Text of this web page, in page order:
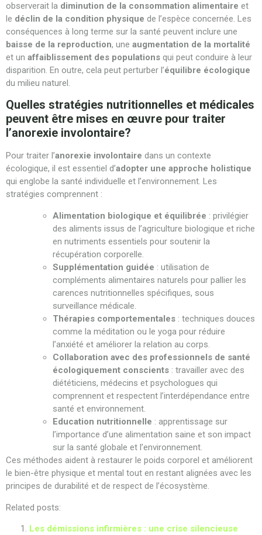
observerait la diminution de la consommation alimentaire et
le déclin de la condition physique de l’espèce concernée. Les
conséquences à long terme sur la santé peuvent inclure une
baisse de la reproduction, une augmentation de la mortalité
et un affaiblissement des populations qui peut conduire à leur
disparition. En outre, cela peut perturber l’équilibre écologique
du milieu naturel.
Quelles stratégies nutritionnelles et médicales
peuvent être mises en œuvre pour traiter
l’anorexie involontaire?
Pour traiter l’anorexie involontaire dans un contexte
écologique, il est essentiel d’adopter une approche holistique
qui englobe la santé individuelle et l’environnement. Les
stratégies comprennent :
Alimentation biologique et équilibrée : privilégier
des aliments issus de l’agriculture biologique et riche
en nutriments essentiels pour soutenir la
récupération corporelle.
Supplémentation guidée : utilisation de
compléments alimentaires naturels pour pallier les
carences nutritionnelles spécifiques, sous
surveillance médicale.
Thérapies comportementales : techniques douces
comme la méditation ou le yoga pour réduire
l’anxiété et améliorer la relation au corps.
Collaboration avec des professionnels de santé
écologiquement conscients : travailler avec des
diététiciens, médecins et psychologues qui
comprennent et respectent l’interdépendance entre
santé et environnement.
Education nutritionnelle : apprentissage sur
l’importance d’une alimentation saine et son impact
sur la santé globale et l’environnement.
Ces méthodes aident à restaurer le poids corporel et améliorent
le bien-être physique et mental tout en restant alignées avec les
principes de durabilité et de respect de l’écosystème.
Related posts:
Les démissions infirmières : une crise silencieuse